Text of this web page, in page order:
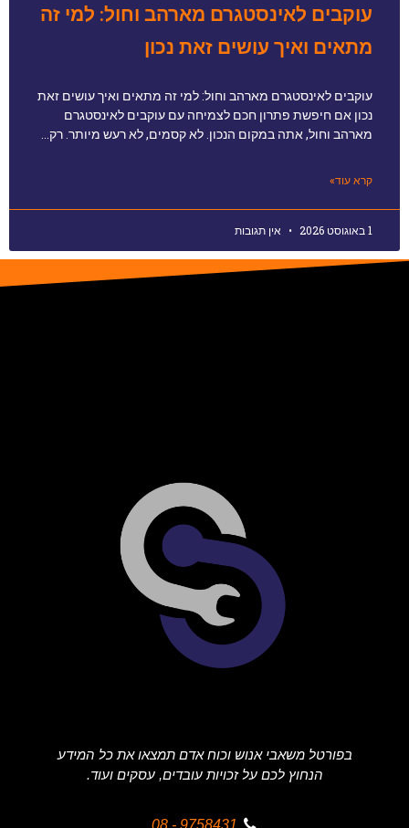
עוקבים לאינסטגרם מארהב וחול: למי זה
מתאים ואיך עושים זאת נכון
עוקבים לאינסטגרם מארהב וחול: למי זה מתאים ואיך עושים זאת
נכון אם חיפשת פתרון חכם לצמיחה עם עוקבים לאינסטגרם
מארהב וחול, אתה במקום הנכון. לא קסמים, לא רעש מיותר. רק…
קרא עוד»
1 באוגוסט 2026 אין תגובות
בפורטל משאבי אנוש וכוח אדם תמצאו את כל המידע
הנחוץ לכם על זכויות עובדים, עסקים ועוד.
9758431 - 08